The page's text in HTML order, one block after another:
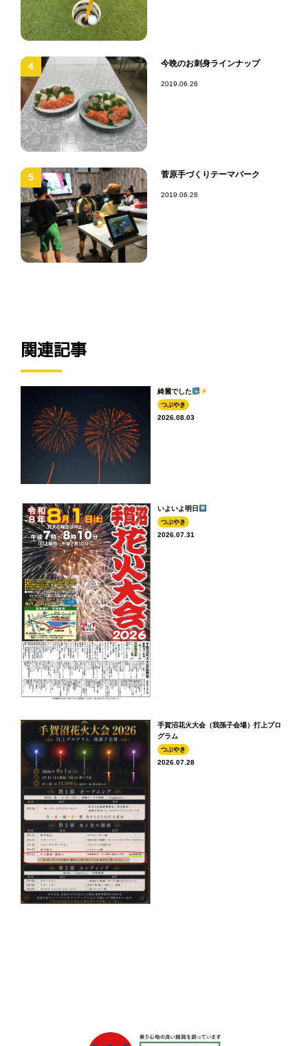
4 今晩のお刺身ラインナップ
2019.06.26
5 菅原手づくりテーマパーク
2019.06.28
関連記事
綺麗でした
つぶやき
2026.08.03
いよいよ明日
つぶやき
2026.07.31
手賀沼花火大会（我孫子会場）打上プロ
グラム
つぶやき
2026.07.28